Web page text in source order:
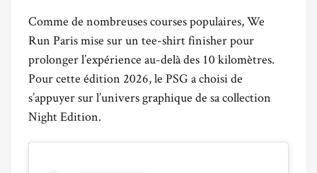
Comme de nombreuses courses populaires, We
Run Paris mise sur un tee-shirt finisher pour
prolonger l’expérience au-delà des 10 kilomètres.
Pour cette édition 2026, le PSG a choisi de
s’appuyer sur l’univers graphique de sa collection
Night Edition.